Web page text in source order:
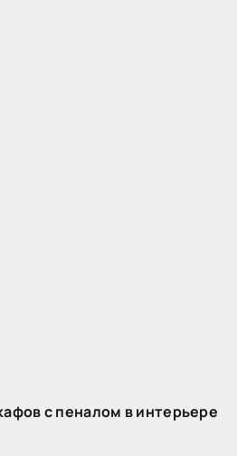
с пеналом в интерьере